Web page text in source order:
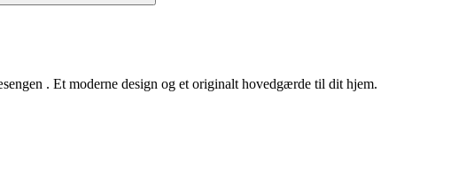
. Et moderne design og et originalt hovedgærde til dit hjem.